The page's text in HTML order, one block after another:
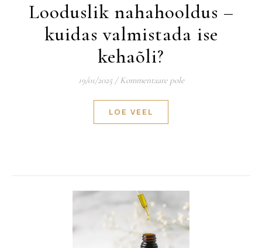
Looduslik nahahooldus –
kuidas valmistada ise
kehaõli?
19/01/2025 / Kommentaare pole
LOE VEEL